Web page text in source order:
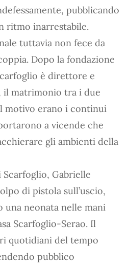
pubblicando
ritmo inarrestabile.
tuttavia non fece da
Dopo la fondazione
è direttore e
matrimonio tra i due
motivo erano i continui
a vicende che
gli ambienti della
Scarfoglio, Gabrielle
di pistola sull’uscio,
una neonata nelle mani
Scarfoglio-Serao. Il
quotidiani del tempo
pubblico